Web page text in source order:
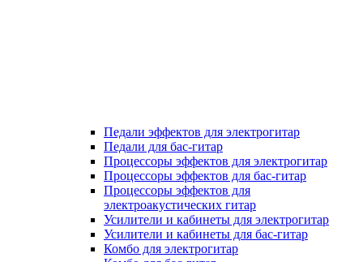
Педали эффектов для электрогитар
Педали для бас-гитар
Процессоры эффектов для электрогитар
Процессоры эффектов для бас-гитар
Процессоры эффектов для
электроакустических гитар
Усилители и кабинеты для электрогитар
Усилители и кабинеты для бас-гитар
Комбо для электрогитар